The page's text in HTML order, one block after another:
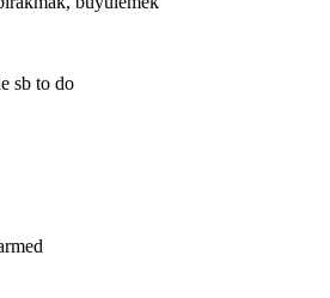
sb to do